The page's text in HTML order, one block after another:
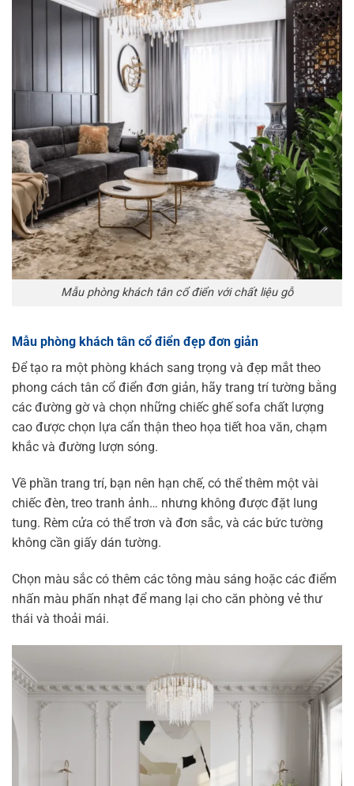
Mẫu phòng khách tân cổ điển với chất liệu gỗ
Mẫu phòng khách tân cổ điển đẹp đơn giản
Để tạo ra một phòng khách sang trọng và đẹp mắt theo
phong cách tân cổ điển đơn giản, hãy trang trí tường bằng
các đường gờ và chọn những chiếc ghế sofa chất lượng
cao được chọn lựa cẩn thận theo họa tiết hoa văn, chạm
khắc và đường lượn sóng.
Về phần trang trí, bạn nên hạn chế, có thể thêm một vài
chiếc đèn, treo tranh ảnh… nhưng không được đặt lung
tung. Rèm cửa có thể trơn và đơn sắc, và các bức tường
không cần giấy dán tường.
Chọn màu sắc có thêm các tông màu sáng hoặc các điểm
nhấn màu phấn nhạt để mang lại cho căn phòng vẻ thư
thái và thoải mái.